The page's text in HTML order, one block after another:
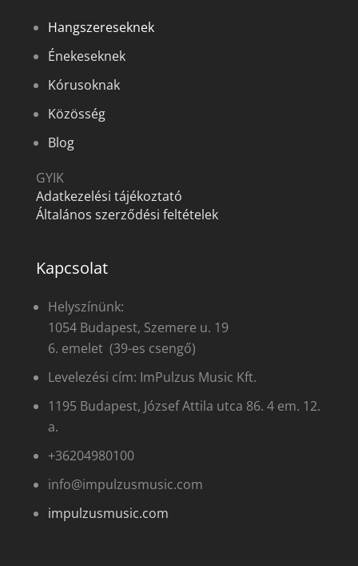
Hangszereseknek
Énekeseknek
Kórusoknak
Közösség
Blog
GYIK
Adatkezelési tájékoztató
Általános szerződési feltételek
Kapcsolat
Helyszínünk:
1054 Budapest, Szemere u. 19
6. emelet (39-es csengő)
Levelezési cím: ImPulzus Music Kft.
1195 Budapest, József Attila utca 86. 4 em. 12.
a.
+36204980100
info@impulzusmusic.com
impulzusmusic.com